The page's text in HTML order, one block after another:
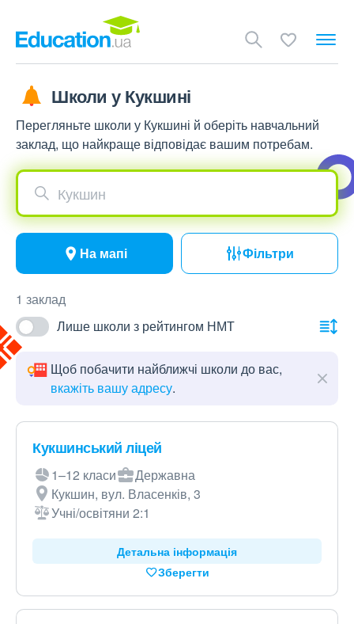
Школи у Кукшині
Перегляньте школи у Кукшині й оберіть навчальний
заклад, що найкраще відповідає вашим потребам.
Кукшин
На мапі Фільтри
1 заклад
Лише школи з рейтингом НМТ
Щоб побачити найближчі школи до вас,
вкажіть вашу адресу.
Кукшинський ліцей
1–12 класи
Державна
Кукшин, вул. Власенків, 3
Учні/освітяни 2:1
Детальна інформація
Зберегти